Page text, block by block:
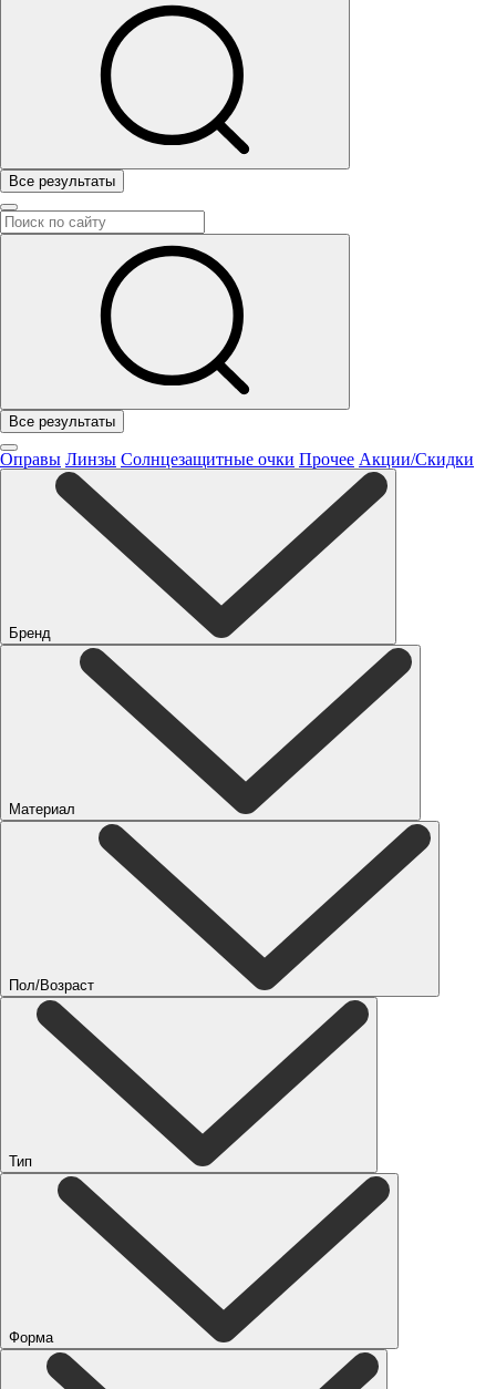
Все результаты
Все результаты
Оправы Линзы Солнцезащитные очки Прочее Акции/Скидки
Бренд
Материал
Пол/Возраст
Тип
Форма